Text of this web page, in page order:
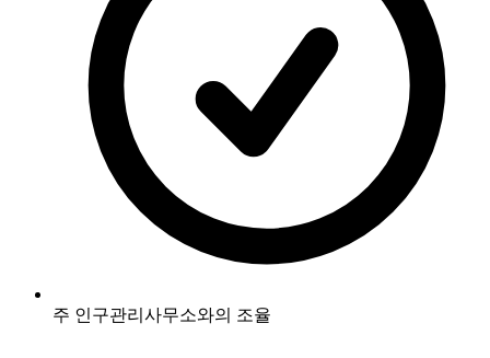
주 인구관리사무소와의 조율